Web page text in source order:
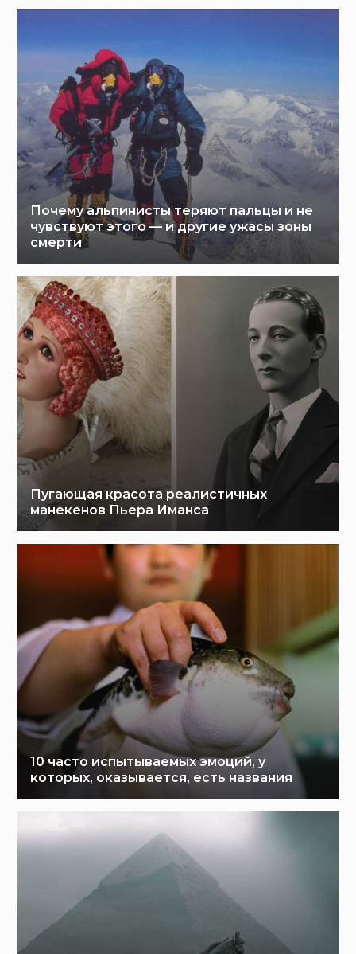
Почему альпинисты теряют пальцы и не
чувствуют этого — и другие ужасы зоны
смерти
Пугающая красота реалистичных
манекенов Пьера Иманса
10 часто испытываемых эмоций, у
которых, оказывается, есть названия